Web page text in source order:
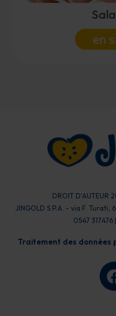
en
DROIT D'AUTEUR
JINGOLD S.P.A. - via F.
0547
Traitement des données